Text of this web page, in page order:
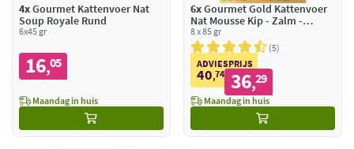
4xGourmet Kattenvoer Nat
Soup Royale Rund
6x45 gr
16,05
Maandag in huis
6xGourmet Gold Kattenvoer
Nat Mousse Kip - Zalm -
Niertjes - Konijn
8 x 85 gr
5
ADVIESPRIJS
40,74 36,29
Maandag in huis